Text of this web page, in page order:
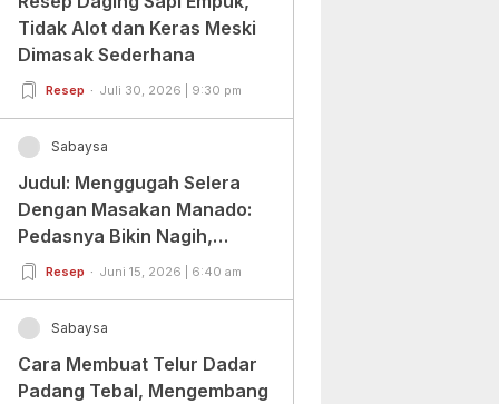
Tidak Alot dan Keras Meski
Dimasak Sederhana
Resep Juli 30, 2026 | 9:30 pm
Sabaysa
Judul: Menggugah Selera
Dengan Masakan Manado:
Pedasnya Bikin Nagih,
Ragamnya Bikin Ketagihan!
Resep Juni 15, 2026 | 6:40 am
Sabaysa
Cara Membuat Telur Dadar
Padang Tebal, Mengembang